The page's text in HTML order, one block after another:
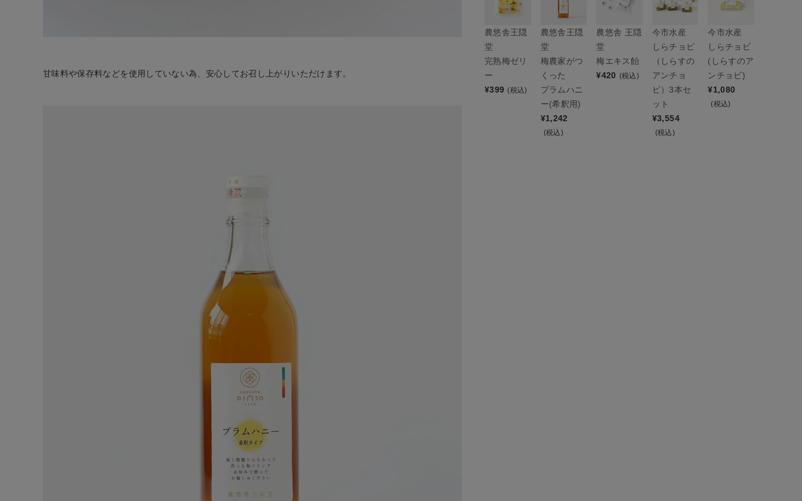
甘味料や保存料などを使用していない為、安心してお召し上がりいただけます。
農悠舎王隠
堂
完熟梅ゼリ
ー
¥399 (税込)
農悠舎王隠
堂
梅農家がつ
くった
プラムハニ
ー(希釈用)
¥1,242
(税込)
農悠舎 王隠
堂
梅エキス飴
¥420 (税込)
今市水産
しらチョビ
（しらすの
アンチョ
ビ）3本セ
ット
¥3,554
(税込)
今市水産
しらチョビ
(しらすのア
ンチョビ)
¥1,080
(税込)